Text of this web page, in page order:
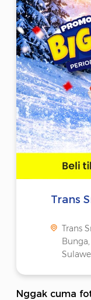
Trans
Trans
Nggak cuma